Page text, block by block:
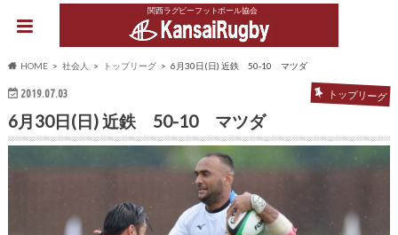
関西ラグビーフットボール協会
HOME 社会人 トップリーグ 6月30日(日) 近鉄 50-10 マツダ
2019.07.03 トップリーグ
6月30日(日) 近鉄 50-10 マツダ